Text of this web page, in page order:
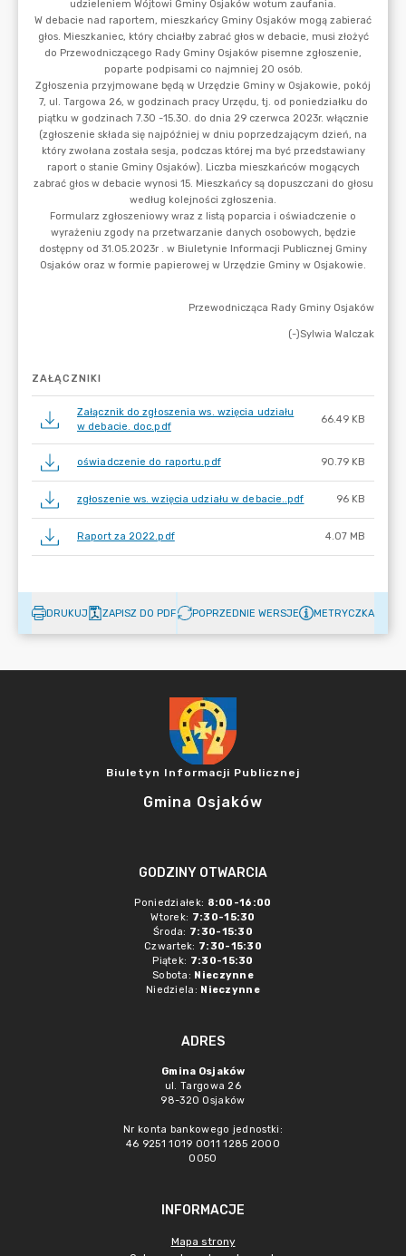
ZAŁĄCZNIKI
Załącznik do zgłoszenia ws. wzięcia udziału
w debacie. doc.pdf
66.49 KB
oświadczenie do raportu.pdf 90.79 KB
zgłoszenie ws. wzięcia udziału w debacie..pdf 96 KB
Raport za 2022.pdf 4.07 MB
DRUKUJ ZAPISZ DO PDF POPRZEDNIE WERSJE METRYCZKA
Biuletyn Informacji Publicznej
Gmina Osjaków
GODZINY OTWARCIA
Poniedziałek: 8:00-16:00
Wtorek: 7:30-15:30
Środa: 7:30-15:30
Czwartek: 7:30-15:30
Piątek: 7:30-15:30
Sobota: Nieczynne
Niedziela: Nieczynne
ADRES
Gmina Osjaków
ul. Targowa 26
98-320 Osjaków
Nr konta bankowego jednostki:
46 9251 1019 0011 1285 2000
0050
INFORMACJE
Mapa strony